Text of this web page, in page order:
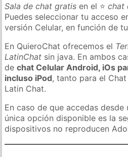
Sala de chat gratis en el ⭐chat
Puedes seleccionar tu acceso
versión Celular, en función de
En QuieroChat ofrecemos el
LatinChat sin java. En ambos
dechat Celular Android, iOs
incluso iPod, tanto para el
Latin Chat.
En caso de que accedas
única opción disponible es la
dispositivos no reproducen